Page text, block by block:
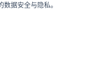
据安全与隐私。